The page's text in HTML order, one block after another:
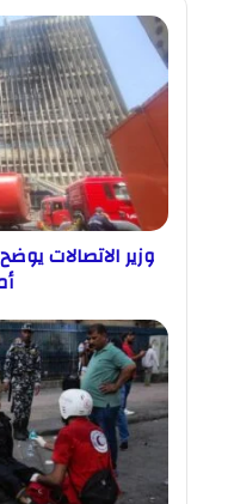
وزير الاتصالات